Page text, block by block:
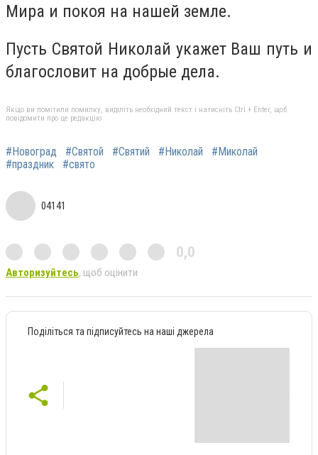
Мира и покоя на нашей земле.
Пусть Святой Николай укажет Ваш путь и
благословит на добрые дела.
Якщо ви помітили помилку, виділіть необхідний текст і натисніть Ctrl + Enter, щоб
повідомити про це редакцію
#Новоград #Святой #Святий #Николай
#Миколай
#праздник
#свято
04141
0,0
Авторизуйтесь, щоб оцінити
Поділіться та підписуйтесь на наші джерела